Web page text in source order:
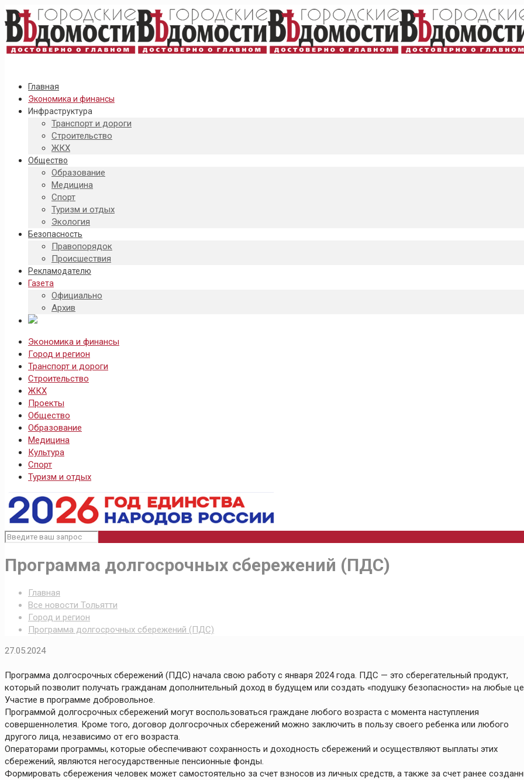
Главная
Экономика и финансы
Инфраструктура
Транспорт и дороги
Строительство
ЖКХ
Общество
Образование
Медицина
Спорт
Туризм и отдых
Экология
Безопасность
Правопорядок
Происшествия
Рекламодателю
Газета
Официально
Архив
Экономика и финансы
Город и регион
Транспорт и дороги
Строительство
ЖКХ
Проекты
Общество
Образование
Медицина
Культура
Спорт
Туризм и отдых
Программа долгосрочных сбережений (ПДС)
Главная
Все новости Тольятти
Город и регион
Программа долгосрочных сбережений (ПДС)
27.05.2024
Программа долгосрочных сбережений (ПДС) начала свою работу с января 2024 года. ПДС — это сберегательный продукт,
который позволит получать гражданам дополнительный доход в будущем или создать «подушку безопасности» на любые
Участие в программе добровольное.
Программой долгосрочных сбережений могут воспользоваться граждане любого возраста с момента наступления
совершеннолетия. Кроме того, договор долгосрочных сбережений можно заключить в пользу своего ребенка или любого
другого лица, независимо от его возраста.
Операторами программы, которые обеспечивают сохранность и доходность сбережений и осуществляют выплаты этих
сбережений, являются негосударственные пенсионные фонды.
Формировать сбережения человек может самостоятельно за счет взносов из личных средств, а также за счет ранее